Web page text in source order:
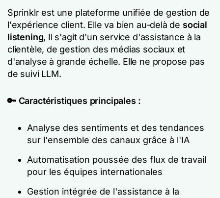
Sprinklr est une plateforme unifiée de gestion de
l'expérience client. Elle va bien au-delà de social
listening, Il s'agit d'un service d'assistance à la
clientèle, de gestion des médias sociaux et
d'analyse à grande échelle. Elle ne propose pas
de suivi LLM.
🔑 Caractéristiques principales :
Analyse des sentiments et des tendances
sur l'ensemble des canaux grâce à l'IA
Automatisation poussée des flux de travail
pour les équipes internationales
Gestion intégrée de l'assistance à la